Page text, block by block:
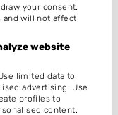
your consent.
and will not affect
website
limited data to
advertising. Use
profiles to
content.